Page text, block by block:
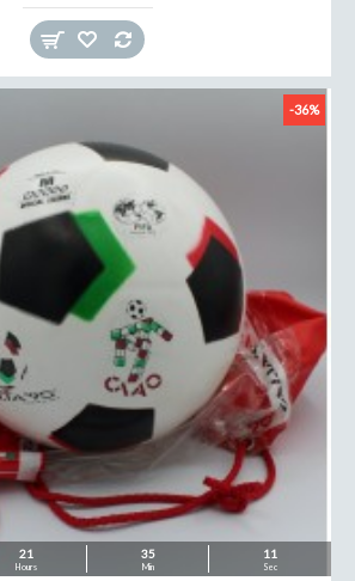
-36%
21
Hours
35
Min
09
Sec